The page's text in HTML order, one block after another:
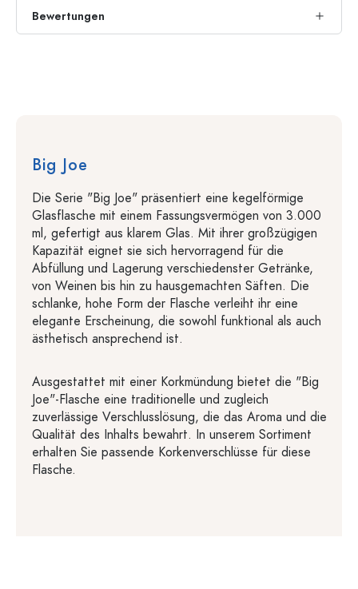
Bewertungen
Big Joe
Die Serie "Big Joe" präsentiert eine kegelförmige
Glasflasche mit einem Fassungsvermögen von 3.000
ml, gefertigt aus klarem Glas. Mit ihrer großzügigen
Kapazität eignet sie sich hervorragend für die
Abfüllung und Lagerung verschiedenster Getränke,
von Weinen bis hin zu hausgemachten Säften. Die
schlanke, hohe Form der Flasche verleiht ihr eine
elegante Erscheinung, die sowohl funktional als auch
ästhetisch ansprechend ist.
Ausgestattet mit einer Korkmündung bietet die "Big
Joe"-Flasche eine traditionelle und zugleich
zuverlässige Verschlusslösung, die das Aroma und die
Qualität des Inhalts bewahrt. In unserem Sortiment
erhalten Sie passende Korkenverschlüsse für diese
Flasche.